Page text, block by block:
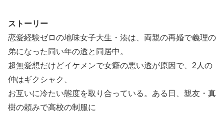
ストーリー
恋愛経験ゼロの地味女子大生・湊は、両親の再婚で義理の
弟になった同い年の透と同居中。
超無愛想だけどイケメンで女癖の悪い透が原因で、2人の
仲はギクシャク、
お互いに冷たい態度を取り合っている。ある日、親友・真
樹の頼みで高校の制服に